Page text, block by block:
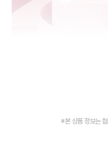
※본 상품 정보는